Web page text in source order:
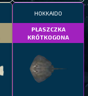
HOKKAIDO
PŁASZCZKA
KRÓTKOGONA